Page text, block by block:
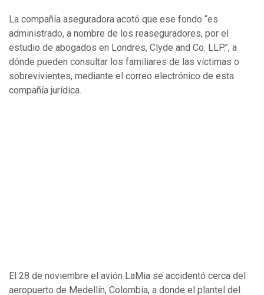
La compañía aseguradora acotó que ese fondo “es
administrado, a nombre de los reaseguradores, por el
estudio de abogados en Londres, Clyde and Co. LLP.”, a
dónde pueden consultar los familiares de las víctimas o
sobrevivientes, mediante el correo electrónico de esta
compañía jurídica.
El 28 de noviembre el avión LaMia se accidentó cerca del
aeropuerto de Medellín, Colombia, a donde el plantel del